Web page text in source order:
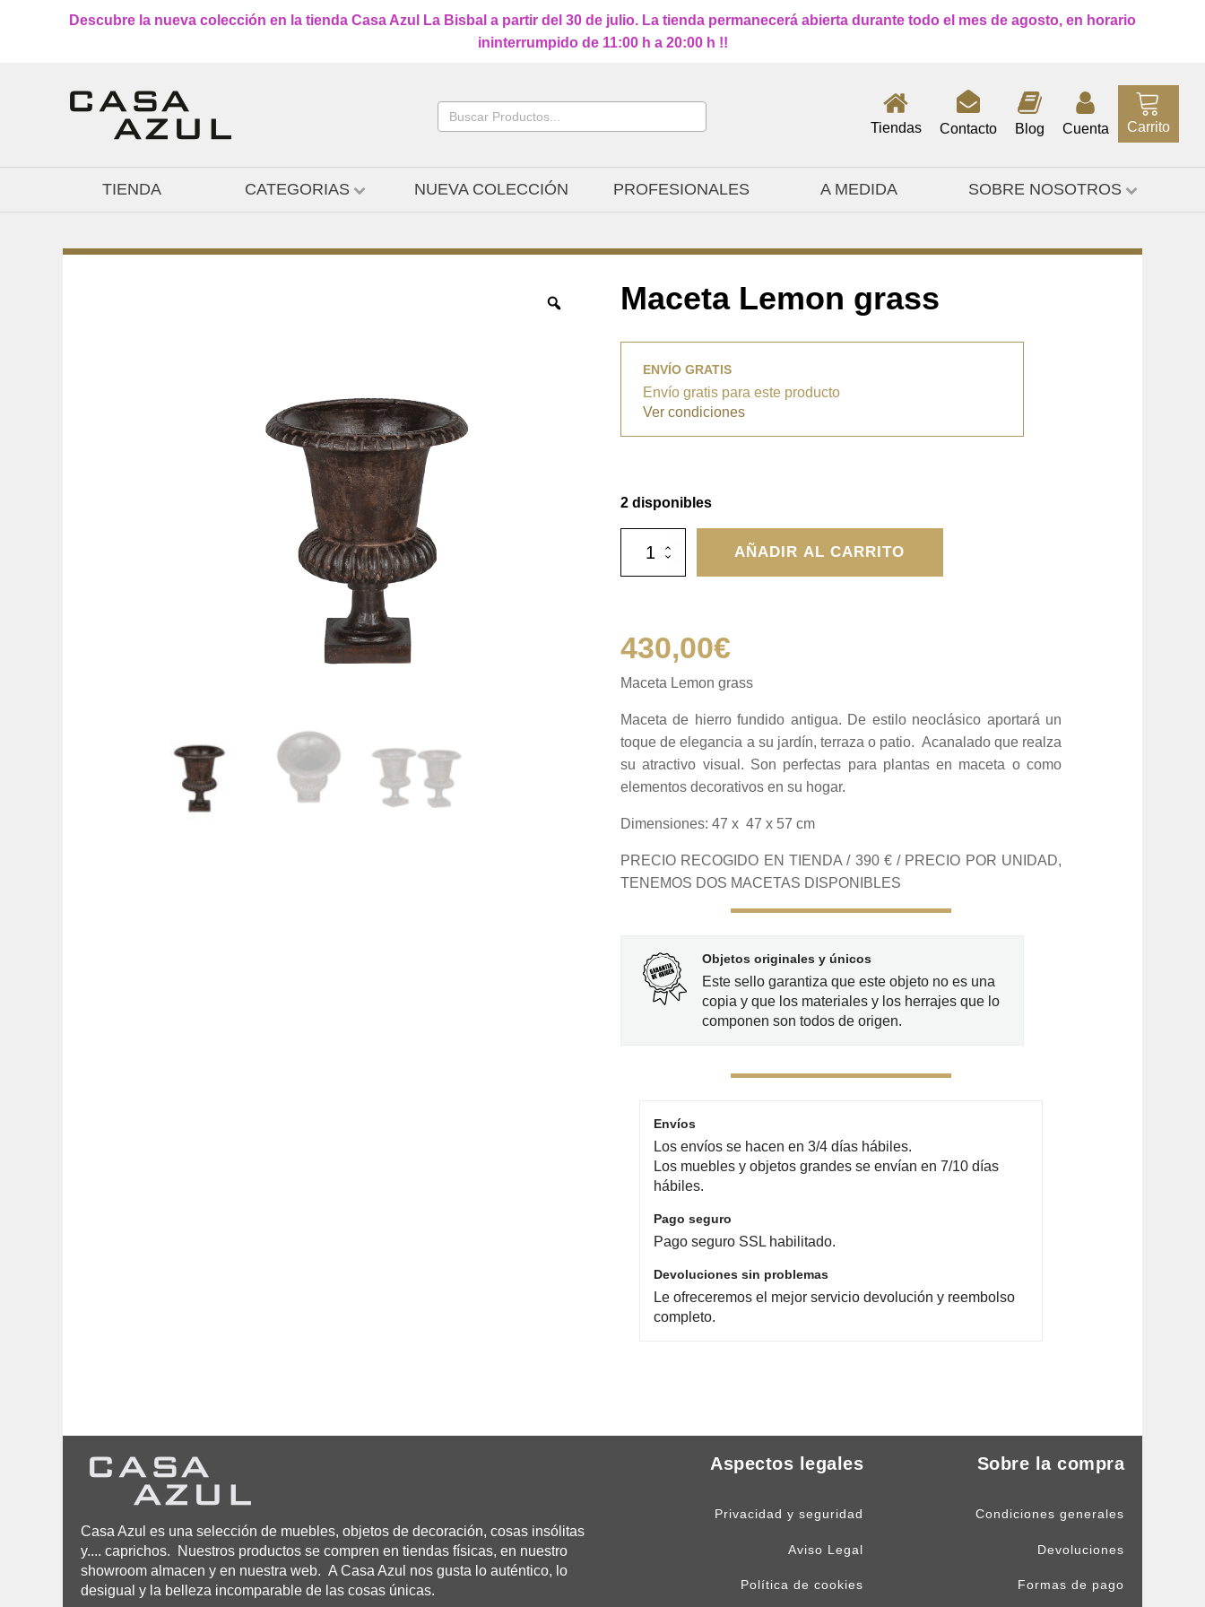
Descubre la nueva colección en la tienda Casa Azul La Bisbal a partir del 30 de julio. La tienda permanecerá abierta durante todo el mes de agosto, en horario
ininterrumpido de 11:00 h a 20:00 h !!
Buscar:
Tiendas Contacto Blog Cuenta Carrito
TIENDA CATEGORIAS NUEVA COLECCIÓN PROFESIONALES A MEDIDA SOBRE NOSOTROS
Maceta Lemon grass
ENVÍO GRATIS
Envío gratis para este producto
Ver condiciones
2 disponibles
Maceta
Lemon
grass
AÑADIR AL CARRITO
430,00€
Maceta Lemon grass
Maceta de hierro fundido antigua. De estilo neoclásico aportará un
toque de elegancia a su jardín, terraza o patio. Acanalado que realza
su atractivo visual. Son perfectas para plantas en maceta o como
elementos decorativos en su hogar.
Dimensiones: 47 x 47 x 57 cm
PRECIO RECOGIDO EN TIENDA / 390 € / PRECIO POR UNIDAD,
TENEMOS DOS MACETAS DISPONIBLES
Objetos originales y únicos
Este sello garantiza que este objeto no es una
copia y que los materiales y los herrajes que lo
componen son todos de origen.
Envíos
Los envíos se hacen en 3/4 días hábiles.
Los muebles y objetos grandes se envían en 7/10 días
hábiles.
Pago seguro
Pago seguro SSL habilitado.
Devoluciones sin problemas
Le ofreceremos el mejor servicio devolución y reembolso
completo.
Casa Azul es una selección de muebles, objetos de decoración, cosas insólitas
y.... caprichos. Nuestros productos se compren en tiendas físicas, en nuestro
showroom almacen y en nuestra web. A Casa Azul nos gusta lo auténtico, lo
desigual y la belleza incomparable de las cosas únicas.
Aspectos legales
Privacidad y seguridad
Aviso Legal
Política de cookies
Sobre la compra
Condiciones generales
Devoluciones
Formas de pago